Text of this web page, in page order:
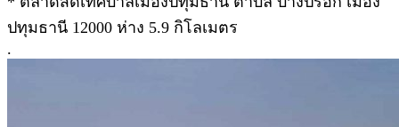
ปทุมธานี 12000 ห่าง 5.9 กิโลเมตร
.